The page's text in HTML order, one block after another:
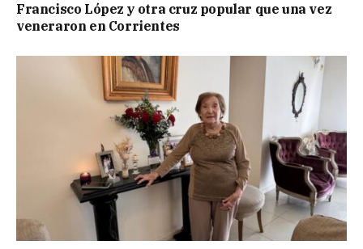
Francisco López y otra cruz popular que una vez
veneraron en Corrientes